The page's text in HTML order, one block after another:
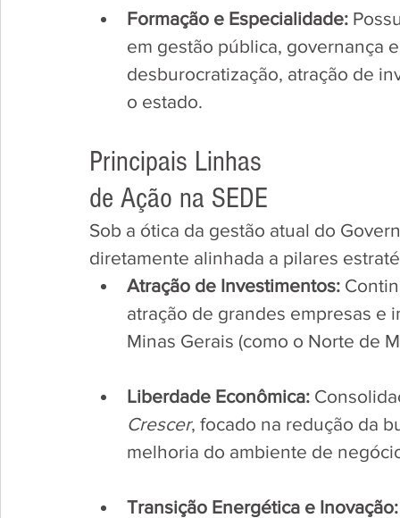
Formação e Especialidade:
em gestão pública, governança
desburocratização, atração de
o estado.
​Principais Linhas
de Ação na SEDE
​Sob a ótica da gestão atual do
diretamente alinhada a pilares
Atração de Investimentos:
atração de grandes empresas e
Minas Gerais (como o Norte de
Liberdade Econômica:
Crescer, focado na redução da
melhoria do ambiente de
Transição Energética e Inovação: